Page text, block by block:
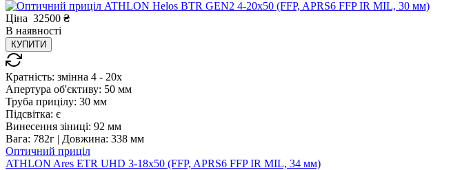
Ціна 32500 ₴
В наявності
КУПИТИ
Кратність: змінна 4 - 20x
Апертура об'єктиву: 50 мм
Труба прицілу: 30 мм
Підсвітка: є
Винесення зіниці: 92 мм
Вага: 782г | Довжина: 338 мм
Оптичний приціл
ATHLON Ares ETR UHD 3-18x50 (FFP, APRS6 FFP IR MIL, 34 мм)